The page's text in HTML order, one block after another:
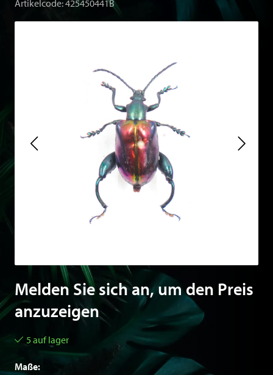
Artikelcode: 425450441B
Melden Sie sich an, um den Preis
anzuzeigen
5 auf lager
Maße: